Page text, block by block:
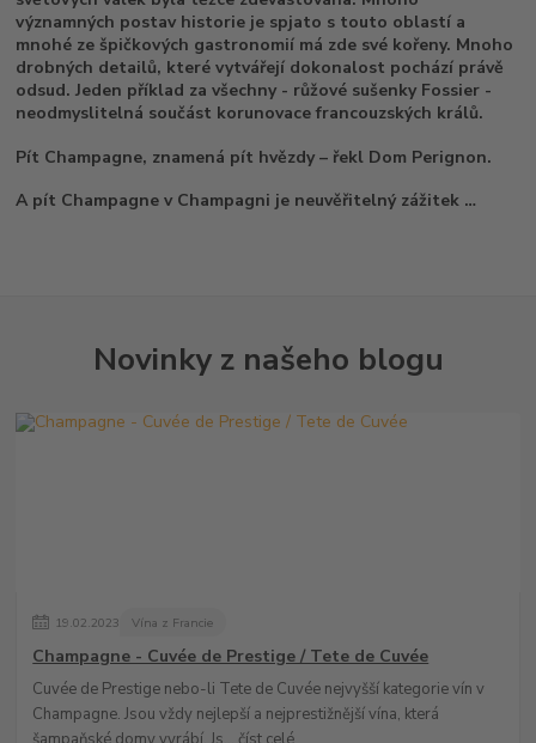
významných postav historie je spjato s touto oblastí a
mnohé ze špičkových gastronomií má zde své kořeny. Mnoho
drobných detailů, které vytvářejí dokonalost pochází právě
odsud. Jeden příklad za všechny - růžové sušenky Fossier -
neodmyslitelná součást korunovace francouzských králů.
Pít Champagne, znamená pít hvězdy – řekl Dom Perignon.
A pít Champagne v Champagni je neuvěřitelný zážitek …
Novinky z našeho blogu
19.02.2023 Vína z Francie
Champagne - Cuvée de Prestige / Tete de Cuvée
Cuvée de Prestige nebo-li Tete de Cuvée nejvyšší kategorie vín v
Champagne. Jsou vždy nejlepší a nejprestižnější vína, která